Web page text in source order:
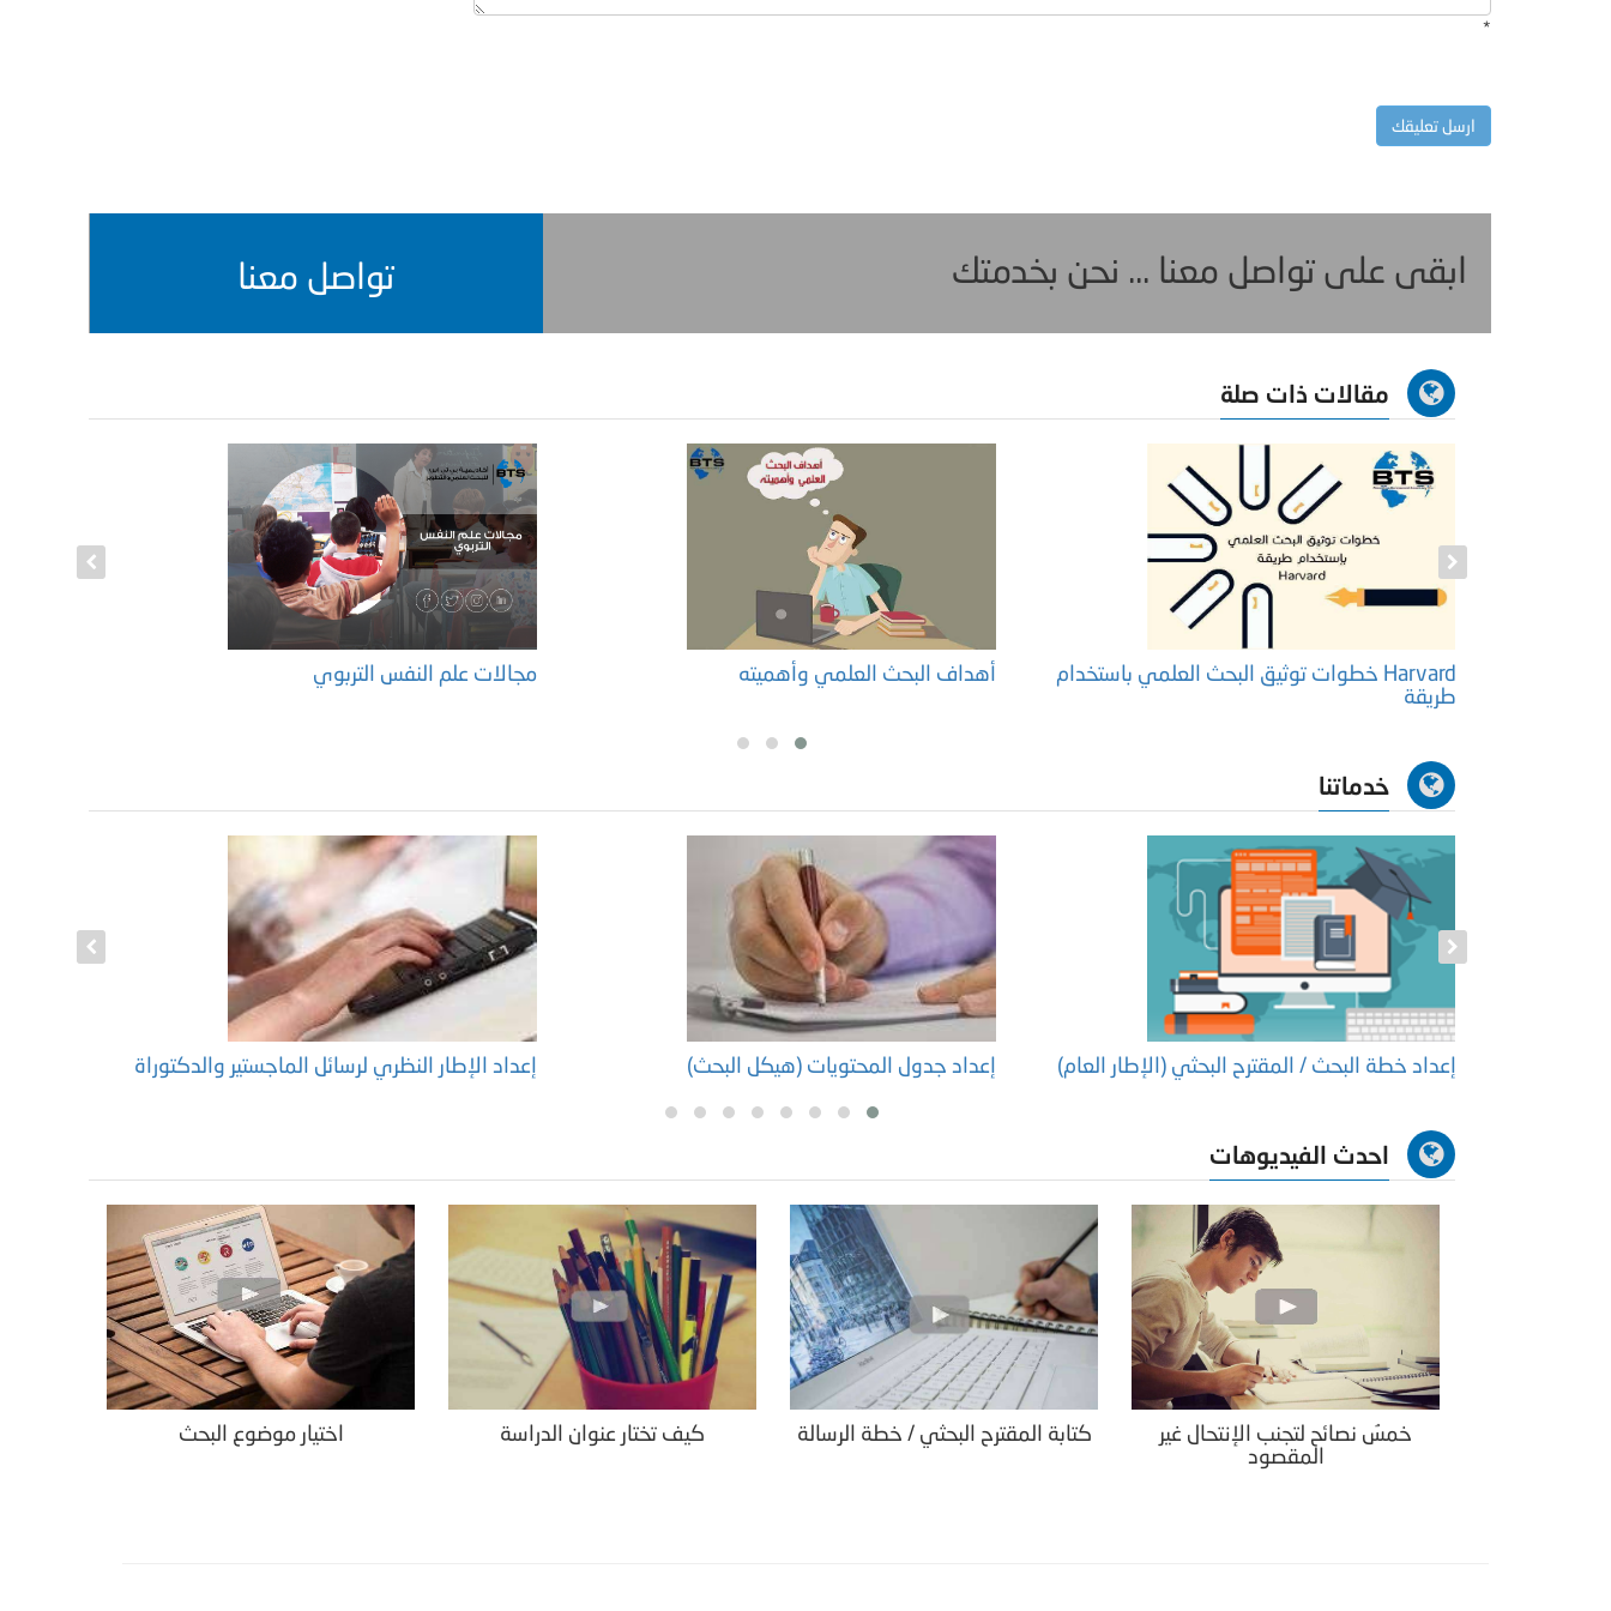
*
ابقى على تواصل معنا ... نحن بخدمتك تواصل معنا
مقالات ذات صلة
Harvard خطوات توثيق البحث العلمي باستخدام
طريقة
أهداف البحث العلمي وأهميته مجالات علم النفس التربوي
خدماتنا
إعداد خطة البحث / المقترح البحثي (الإطار العام) إعداد جدول المحتويات (هيكل البحث) إعداد الإطار النظري لرسائل الماجستير والدكتوراة
احدث الفيديوهات
خمسُ نصائح لتجنب الإنتحال غير
المقصود
كتابة المقترح البحثي / خطة الرسالة كيف تختار عنوان الدراسة اختيار موضوع البحث